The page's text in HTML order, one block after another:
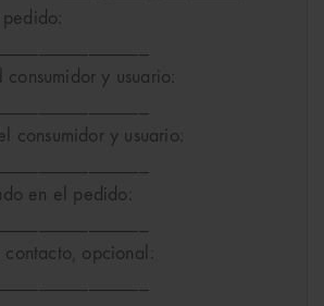
y usuario:
consumidor y usuario:
en el pedido:
contacto, opcional: